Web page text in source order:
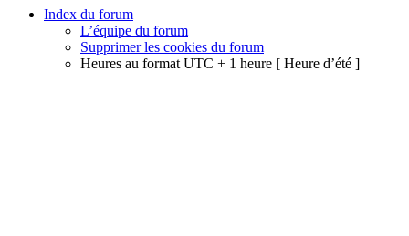
Index du forum
L’équipe du forum
Supprimer les cookies du forum
Heures au format UTC + 1 heure [ Heure d’été ]